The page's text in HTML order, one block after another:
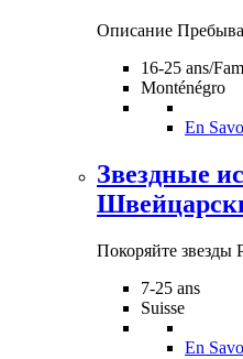
Описание
16-25 ans/
Monténégro
En
Звездные
Покоряйте звезды
7-25 ans
Suisse
En